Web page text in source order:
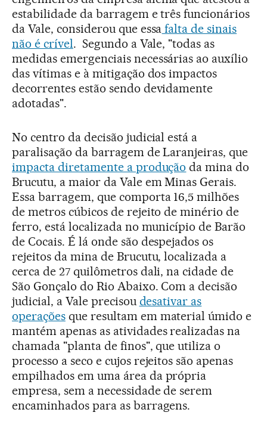
estabilidade da barragem e três funcionários
da Vale, considerou que essa falta de sinais
não é crível. Segundo a Vale, "todas as
medidas emergenciais necessárias ao auxílio
das vítimas e à mitigação dos impactos
decorrentes estão sendo devidamente
adotadas".
No centro da decisão judicial está a
paralisação da barragem de Laranjeiras, que
impacta diretamente a produção da mina do
Brucutu, a maior da Vale em Minas Gerais.
Essa barragem, que comporta 16,5 milhões
de metros cúbicos de rejeito de minério de
ferro, está localizada no município de Barão
de Cocais. É lá onde são despejados os
rejeitos da mina de Brucutu, localizada a
cerca de 27 quilômetros dali, na cidade de
São Gonçalo do Rio Abaixo. Com a decisão
judicial, a Vale precisou desativar as
operaçõesque resultam em material úmido e
mantém apenas as atividades realizadas na
chamada "planta de finos", que utiliza o
processo a seco e cujos rejeitos são apenas
empilhados em uma área da própria
empresa, sem a necessidade de serem
encaminhados para as barragens.